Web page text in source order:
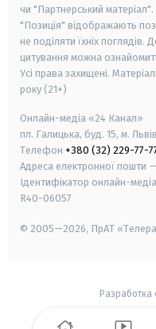
чи "Партнерський
"Позиція" відображають
не поділяти їхніх
цитування можна
Усі права захищені.
року (21+)
Онлайн-медіа «24 Канал»
пл. Галицька, буд. 15, м.
Телефон +380 (32) 229-77-
Адреса електронної пошти —
Ідентифікатор онлайн-
R40-06057
© 2005—2026, ПрАТ
Разработка